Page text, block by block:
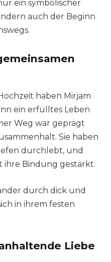
ein symbolischer
auch der Beginn
haben Mirjam
ein erfülltes Leben
Weg war geprägt
Sie haben
durchlebt, und
ihre Bindung gestärkt.
durch dick und
in ihrem festen
Liebe